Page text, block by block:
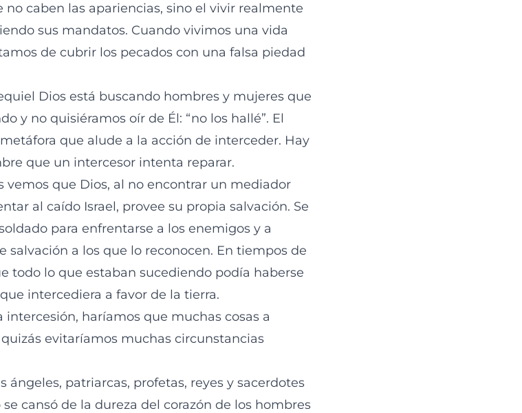
caben las apariencias, sino el vivir realmente
sus mandatos. Cuando vivimos una vida
de cubrir los pecados con una falsa piedad
Dios está buscando hombres y mujeres que
y no quisiéramos oír de Él: “no los hallé”. El
que alude a la acción de interceder. Hay
que un intercesor intenta reparar.
vemos que Dios, al no encontrar un mediador
al caído Israel, provee su propia salvación. Se
para enfrentarse a los enemigos y a
salvación a los que lo reconocen. En tiempos de
todo lo que estaban sucediendo podía haberse
intercediera a favor de la tierra.
haríamos que muchas cosas a
evitaríamos muchas circunstancias
ángeles, patriarcas, profetas, reyes y sacerdotes
cansó de la dureza del corazón de los hombres